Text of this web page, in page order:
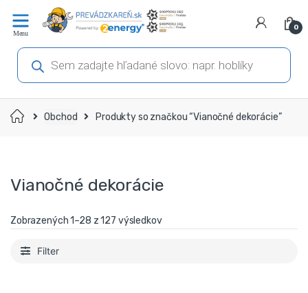
navigáciu
obsah
0
Products
search
Domov Obchod Produkty so značkou “Vianočné dekorácie”
Vianočné dekorácie
Zobrazených 1–56 z 127 výsledkov
Filter